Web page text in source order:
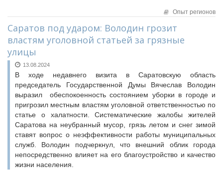
Опыт регионов
Саратов под ударом: Володин грозит
властям уголовной статьей за грязные
улицы
13.08.2024
В ходе недавнего визита в Саратовскую область
председатель Государственной Думы Вячеслав Володин
выразил обеспокоенность состоянием уборки в городе и
пригрозил местным властям уголовной ответственностью по
статье о халатности. Систематические жалобы жителей
Саратова на неубранный мусор, грязь летом и снег зимой
ставят вопрос о неэффективности работы муниципальных
служб. Володин подчеркнул, что внешний облик города
непосредственно влияет на его благоустройство и качество
жизни населения.